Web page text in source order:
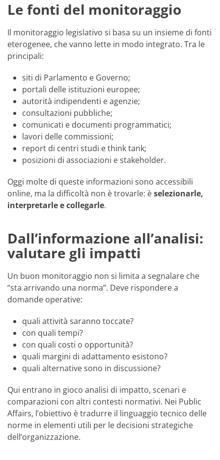
Le fonti del monitoraggio
Il monitoraggio legislativo si basa su un insieme di fonti
eterogenee, che vanno lette in modo integrato. Tra le
principali:
siti di Parlamento e Governo;
portali delle istituzioni europee;
autorità indipendenti e agenzie;
consultazioni pubbliche;
comunicati e documenti programmatici;
lavori delle commissioni;
report di centri studi e think tank;
posizioni di associazioni e stakeholder.
Oggi molte di queste informazioni sono accessibili
online, ma la difficoltà non è trovarle: èselezionarle,
interpretarle e collegarle.
Dall’informazione all’analisi:
valutare gli impatti
Un buon monitoraggio non si limita a segnalare che
“sta arrivando una norma”. Deve rispondere a
domande operative:
quali attività saranno toccate?
con quali tempi?
con quali costi o opportunità?
quali margini di adattamento esistono?
quali alternative sono in discussione?
Qui entrano in gioco analisi di impatto, scenari e
comparazioni con altri contesti normativi. Nei Public
Affairs, l’obiettivo è tradurre il linguaggio tecnico delle
norme in elementi utili per le decisioni strategiche
dell’organizzazione.